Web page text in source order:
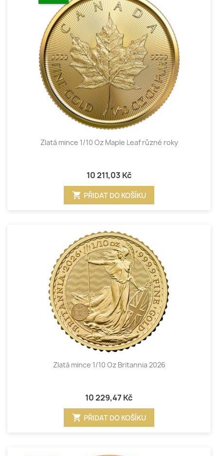
Zlatá mince 1/10 Oz Maple Leaf různé roky
10 211,03 Kč
shopping_cart PŘIDAT DO KOŠÍKU
Zlatá mince 1/10 Oz Britannia 2026
10 229,47 Kč
shopping_cart PŘIDAT DO KOŠÍKU